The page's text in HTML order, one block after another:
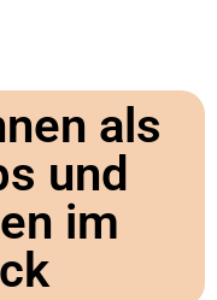
als
und
im